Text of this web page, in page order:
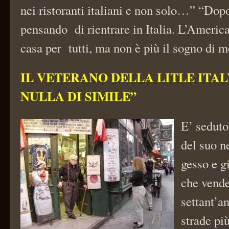
nei ristoranti italiani e non solo…”
pensando di rientrare in Italia.
casa per tutti, ma non è più il sogno di
IL VETERANO DELLA LITLE
NULLA DI SIMILE”
E’
del suo
gesso e
che
strade